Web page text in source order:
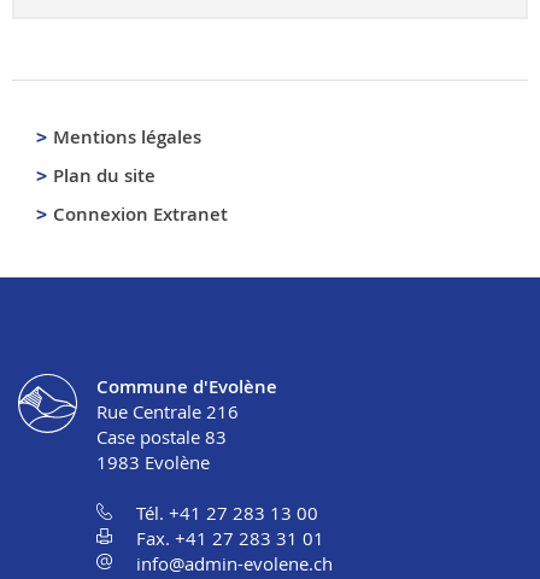
Mentions légales
Plan du site
Connexion Extranet
Commune d'Evolène
Rue Centrale 216
Case postale 83
1983 Evolène
Tél. +41 27 283 13 00
Fax. +41 27 283 31 01
info@admin-evolene.ch